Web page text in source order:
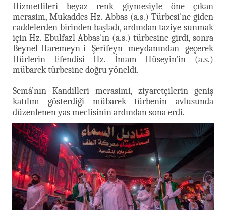
Hizmetlileri beyaz renk giymesiyle öne çıkan
merasim, Mukaddes Hz. Abbas (a.s.) Türbesi'ne giden
caddelerden birinden başladı, ardından taziye sunmak
için Hz. Ebulfazl Abbas'ın (a.s.) türbesine girdi, sonra
Beynel-Haremeyn-i Şerîfeyn meydanından geçerek
Hürlerin Efendisi Hz. İmam Hüseyin'in (a.s.)
mübarek türbesine doğru yöneldi.
Semâ’nın Kandilleri merasimi, ziyaretçilerin geniş
katılım gösterdiği mübarek türbenin avlusunda
düzenlenen yas meclisinin ardından sona erdi.